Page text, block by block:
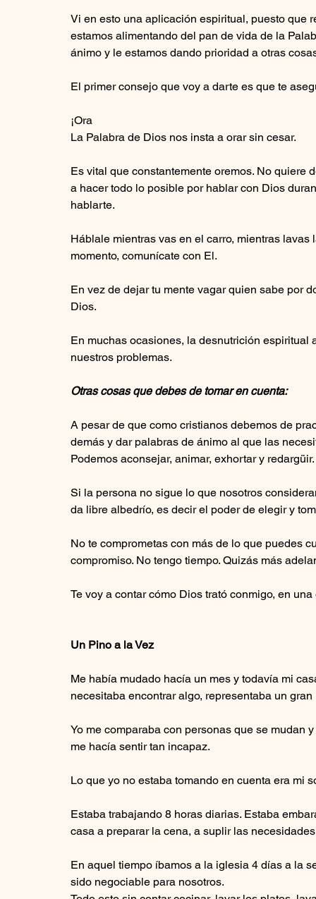
Vi en esto una aplicación espiritual, puesto que
estamos alimentando del pan de vida de la
ánimo y le estamos dando prioridad a otras
El primer consejo que voy a darte es que te
¡Ora
La Palabra de Dios nos insta a orar sin cesar.
Es vital que constantemente oremos. No
a hacer todo lo posible por hablar con Dios
hablarte.
Háblale mientras vas en el carro, mientras
momento, comunícate con El.
En vez de dejar tu mente vagar quien sabe por
Dios.
En muchas ocasiones, la desnutrición
nuestros problemas.
Otras cosas que debes de tomar en cuenta:
A pesar de que como cristianos debemos de
demás y dar palabras de ánimo al que las
Podemos aconsejar, animar, exhortar y redargüir.
Si la persona no sigue lo que nosotros
da libre albedrío, es decir el poder de elegir y
No te comprometas con más de lo que puedes
compromiso. No tengo tiempo. Quizás más
Te voy a contar cómo Dios trató conmigo, en
Un Pino a la Vez
Me había mudado hacía un mes y todavía mi
necesitaba encontrar algo, representaba un
Yo me comparaba con personas que se mudan
me hacía sentir tan incapaz.
Lo que yo no estaba tomando en cuenta era mi
Estaba trabajando 8 horas diarias. Estaba
casa a preparar la cena, a suplir las
En aquel tiempo íbamos a la iglesia 4 días a la
sido negociable para nosotros.